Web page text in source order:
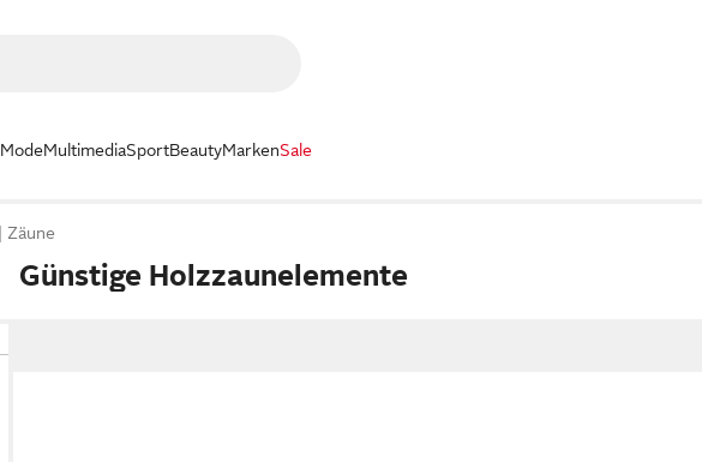
ModeMultimediaSportBeautyMarkenSale
Zäune
Günstige Holzzaunelemente